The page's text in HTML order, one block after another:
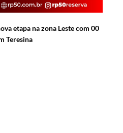
etapa na zona Leste com 00
Teresina